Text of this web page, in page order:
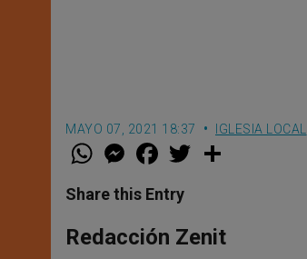
MAYO 07, 2021 18:37 IGLESIA LOCAL
W
t
s
p
p
M
e
s
e
g
e
F
a
e
b
o
k
w
r
Share this Entry
Redacción Zenit